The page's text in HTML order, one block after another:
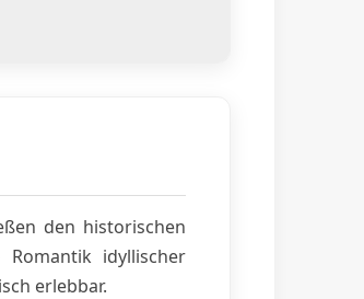
den historischen
idyllischer
erlebbar.